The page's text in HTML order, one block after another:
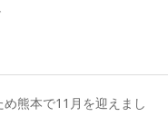
熊本で11月を迎えまし